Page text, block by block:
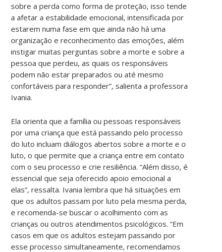
sobre a perda como forma de proteção, isso tende
a afetar a estabilidade emocional, intensificada por
estarem numa fase em que ainda não há uma
organização e reconhecimento das emoções, além
instigar muitas perguntas sobre a morte e sobre a
pessoa que perdeu, as quais os responsáveis
podem não estar preparados ou até mesmo
confortáveis para responder”, salienta a professora
Ivania.
Ela orienta que a família ou pessoas responsáveis
por uma criança que está passando pelo processo
do luto incluam diálogos abertos sobre a morte e o
luto, o que permite que a criança entre em contato
com o seu processo e crie resiliência. “Além disso, é
essencial que seja oferecido apoio emocional a
elas”, ressalta. Ivania lembra que há situações em
que os adultos passam por luto pela mesma perda,
e recomenda-se buscar o acolhimento com as
crianças ou outros atendimentos psicológicos. “Em
casos em que os adultos estejam passando por
esse processo simultaneamente, recomendamos